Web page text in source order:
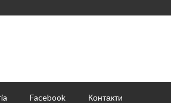
Facebook Контакти